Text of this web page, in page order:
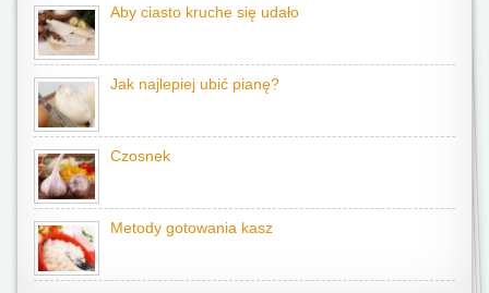
Aby ciasto kruche się udało
Jak najlepiej ubić pianę?
Czosnek
Metody gotowania kasz